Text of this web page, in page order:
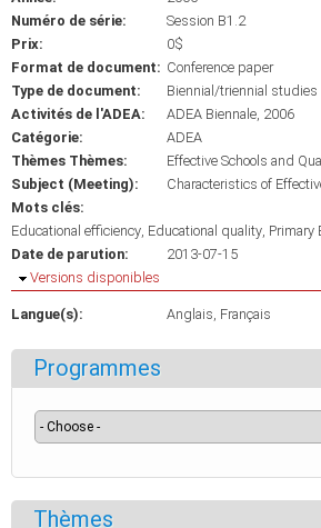
Numéro de série:
Session B1.2
Prix:
0$
Format de document: Conference paper
Type de document:
Biennial/triennial studies
Activités de l'ADEA:
ADEA Biennale, 2006
Catégorie:
ADEA
Thèmes Thèmes:
Effective Schools and
Subject (Meeting):
Characteristics of
Mots clés:
Educational efficiency Educational quality Primary
Date de parution:
2013-07-15
Masquer
Versions disponibles
Langue(s): Anglais Français
Programmes
Thèmes